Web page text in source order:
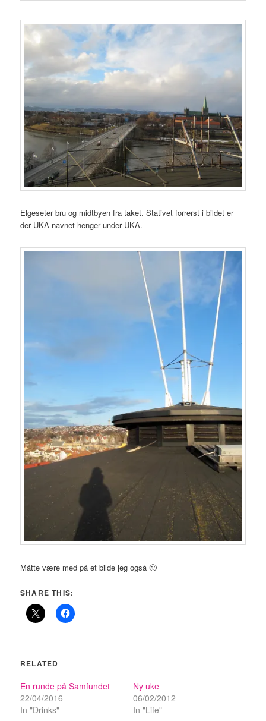
Elgeseter bru og midtbyen fra taket. Stativet forrerst i bildet er
der UKA-navnet henger under UKA.
Måtte være med på et bilde jeg også 🙂
SHARE THIS:
RELATED
En runde på Samfundet
22/04/2016
In "Drinks"
Ny uke
06/02/2012
In "Life"